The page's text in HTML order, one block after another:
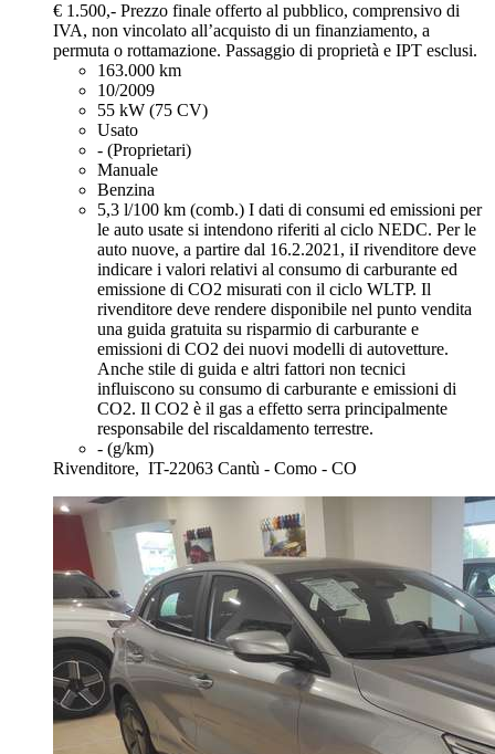
€ 1.500,- Prezzo finale offerto al pubblico, comprensivo di
IVA, non vincolato all’acquisto di un finanziamento, a
permuta o rottamazione. Passaggio di proprietà e IPT esclusi.
163.000 km
10/2009
55 kW (75 CV)
Usato
- (Proprietari)
Manuale
Benzina
5,3 l/100 km (comb.) I dati di consumi ed emissioni per
le auto usate si intendono riferiti al ciclo NEDC. Per le
auto nuove, a partire dal 16.2.2021, iI rivenditore deve
indicare i valori relativi al consumo di carburante ed
emissione di CO2 misurati con il ciclo WLTP. Il
rivenditore deve rendere disponibile nel punto vendita
una guida gratuita su risparmio di carburante e
emissioni di CO2 dei nuovi modelli di autovetture.
Anche stile di guida e altri fattori non tecnici
influiscono su consumo di carburante e emissioni di
CO2. Il CO2 è il gas a effetto serra principalmente
responsabile del riscaldamento terrestre.
- (g/km)
Rivenditore, IT-22063 Cantù - Como - CO